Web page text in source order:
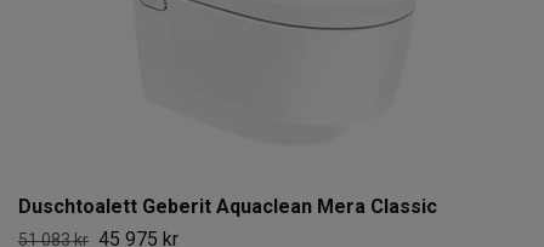
Duschtoalett Geberit Aquaclean Mera Classic
51 083 kr 45 975 kr